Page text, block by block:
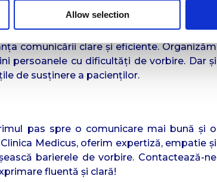
Allow selection
Adăugată Comunității
tulburările de vorbire. Ei contribuie
comunicării clare și eficiente. Organizăm
persoanele cu dificultăți de vorbire. Dar și
de susținere a pacienților.
pas spre o comunicare mai bună și o
Medicus, oferim expertiză, empatie și
barierele de vorbire. Contactează-ne
fluentă și clară!